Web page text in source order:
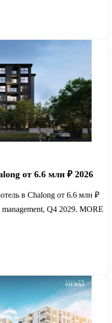
от 6.6 млн ₽ 2026
в Chalong от 6.6 млн ₽
Q4 2029. MORE